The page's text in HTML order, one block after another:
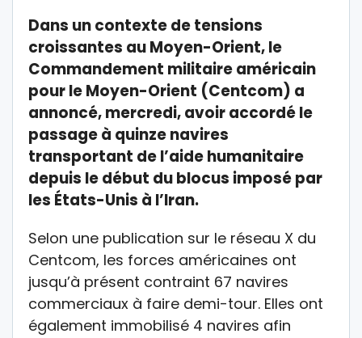
Dans un contexte de tensions
croissantes au Moyen-Orient, le
Commandement militaire américain
pour le Moyen-Orient (Centcom) a
annoncé, mercredi, avoir accordé le
passage à quinze navires
transportant de l’aide humanitaire
depuis le début du blocus imposé par
les États-Unis à l’Iran.
Selon une publication sur le réseau X du
Centcom, les forces américaines ont
jusqu’à présent contraint 67 navires
commerciaux à faire demi-tour. Elles ont
également immobilisé 4 navires afin